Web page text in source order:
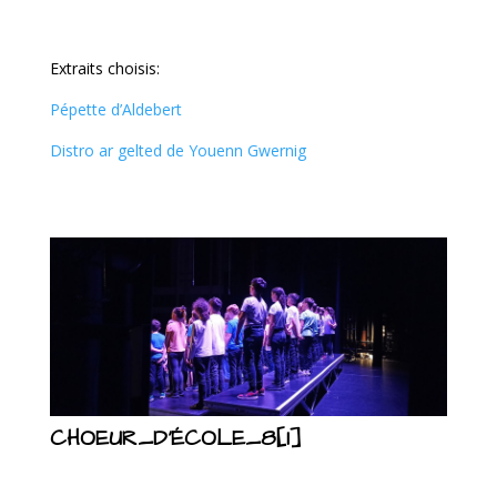
Extraits choisis:
Pépette d’Aldebert
Distro ar gelted de Youenn Gwernig
CHOEUR_D’ÉCOLE_8[1]